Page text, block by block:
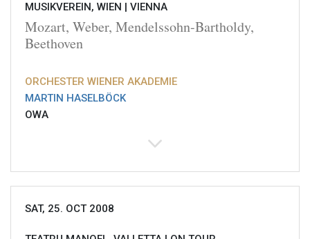
MUSIKVEREIN, WIEN | VIENNA
Mozart, Weber, Mendelssohn-Bartholdy,
Beethoven
ORCHESTER WIENER AKADEMIE
MARTIN HASELBÖCK
OWA
SAT, 25. OCT 2008